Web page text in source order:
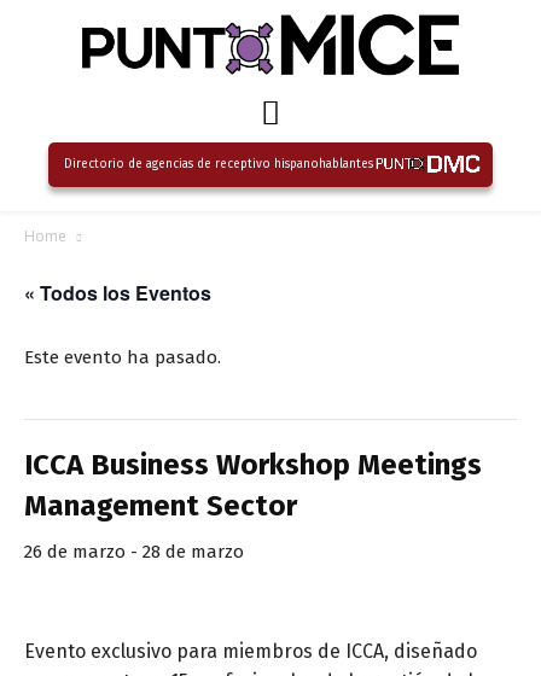
Directorio de agencias de receptivo hispanohablantes
Home
« Todos los Eventos
Este evento ha pasado.
ICCA Business Workshop Meetings
Management Sector
26 de marzo - 28 de marzo
Evento exclusivo para miembros de ICCA, diseñado